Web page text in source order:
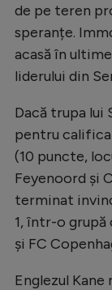
de pe teren
speranțe.
acasă în
liderului din
Dacă trupa lui
pentru
(10 puncte,
Feyenoord și
terminat
1, într-o grupă
și FC
Englezul